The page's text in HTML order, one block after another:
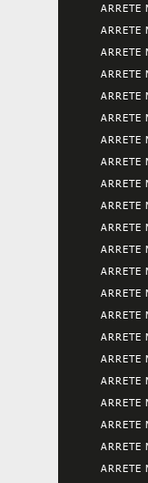
ARRETE
ARRETE
ARRETE
ARRETE
ARRETE
ARRETE
ARRETE
ARRETE
ARRETE
ARRETE
ARRETE
ARRETE
ARRETE
ARRETE
ARRETE
ARRETE
ARRETE
ARRETE
ARRETE
ARRETE
ARRETE
ARRETE